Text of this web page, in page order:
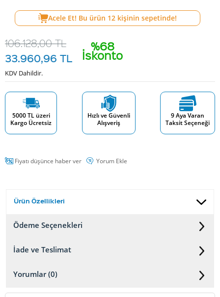
Acele Et! Bu ürün 12 kişinin sepetinde!
%68
İskonto
106.128,00TL
33.960,96 TL
KDV Dahildir.
5000 TL üzeri
Kargo Ücretsiz
Hızlı ve Güvenli
Alışveriş
9 Aya Varan
Taksit Seçeneği
Fiyatı düşünce haber ver Yorum Ekle
Ürün Özellikleri
Ödeme Seçenekleri
İade ve Teslimat
Yorumlar (0)